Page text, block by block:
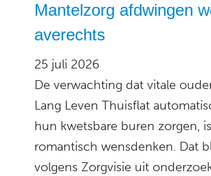
Mantelzorg afdwingen
averechts
25 juli 2026
De verwachting dat vitale
Lang Leven Thuisflat
hun kwetsbare buren zorgen, is
romantisch wensdenken. Dat
volgens Zorgvisie uit